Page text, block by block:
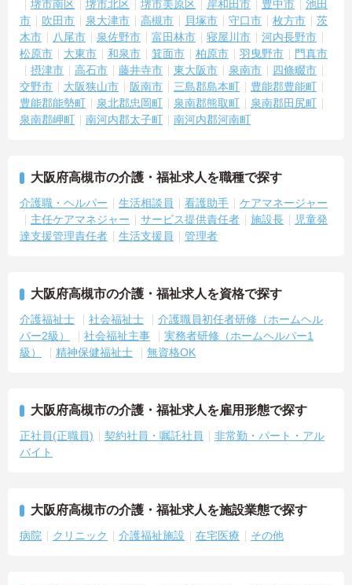
堺市南区
堺市北区 堺市美原区 岸和田市 豊中市
池田
市
吹田市 泉大津市 高槻市 貝塚市 守口市 枚方市
茨
木市
八尾市 泉佐野市 富田林市 寝屋川市
河内長野市
松原市
大東市 和泉市 箕面市 柏原市 羽曳野市
門真市
摂津市
高石市 藤井寺市 東大阪市 泉南市
四條畷市
交野市
大阪狭山市 阪南市 三島郡島本町
豊能郡豊能町
豊能郡能勢町
泉北郡忠岡町 泉南郡熊取町
泉南郡田尻町
泉南郡岬町
南河内郡太子町 南河内郡河南町
大阪府高槻市の介護・福祉求人を職種で探す
介護職・ヘルパー 生活相談員 看護助手
ケアマネージャー
主任ケアマネジャー
サービス提供責任者 施設長
児童発
達支援管理責任者
生活支援員 管理者
大阪府高槻市の介護・福祉求人を資格で探す
介護福祉士 社会福祉士
介護職員初任者研修（ホームヘル
パー2級）
社会福祉主事
実務者研修（ホームヘルパー1
級）
精神保健福祉士 無資格OK
大阪府高槻市の介護・福祉求人を雇用形態で探す
正社員(正職員) 契約社員・嘱託社員
非常勤・パート・アル
バイト
大阪府高槻市の介護・福祉求人を施設業態で探す
病院 クリニック 介護福祉施設 在宅医療 その他